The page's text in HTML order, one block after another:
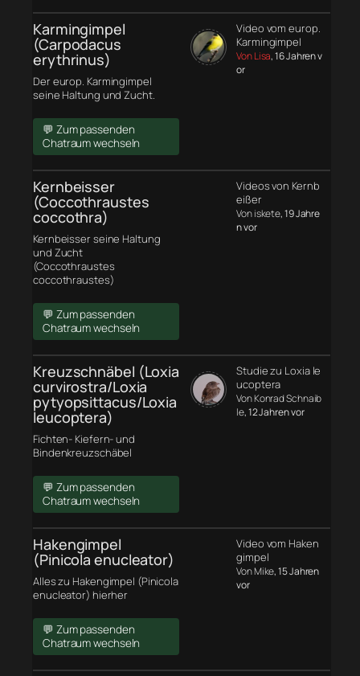
Karmingimpel
(Carpodacus
erythrinus)
Der europ. Karmingimpel
seine Haltung und Zucht.
💬 Zum passenden
Chatraum wechseln
Video vom europ.
Karmingimpel
Von Lisa, 16 Jahren v
or
Kernbeisser
(Coccothraustes
coccothra)
Kernbeisser seine Haltung
und Zucht
(Coccothraustes
coccothraustes)
💬 Zum passenden
Chatraum wechseln
Videos von Kernb
eißer
Von iskete, 19 Jahre
n vor
Kreuzschnäbel (Loxia
curvirostra/Loxia
pytyopsittacus/Loxia
leucoptera)
Fichten- Kiefern- und
Bindenkreuzschäbel
💬 Zum passenden
Chatraum wechseln
Studie zu Loxia le
ucoptera
Von Konrad Schnaib
le, 12 Jahren vor
Hakengimpel
(Pinicola enucleator)
Alles zu Hakengimpel (Pinicola
enucleator) hierher
💬 Zum passenden
Chatraum wechseln
Video vom Haken
gimpel
Von Mike, 15 Jahren
vor